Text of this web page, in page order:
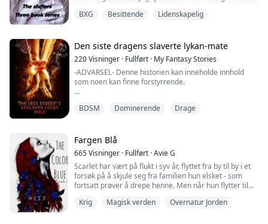
bare dra heller, jeg vil ikke forsvinne som mange jenter
natt på...
BXG Besittende Lidenskapelig
Den siste dragens slaverte lykan-mate
220Visninger · Fullført · My Fantasy Stories
-ADVARSEL- Denne historien kan inneholde innhold
som noen kan finne forstyrrende.
må du tilfredsstille meg på en annen måte."
iturevne stoffbitene til side. Visenya fikk panikk da hun
innså nøyaktig hva han antydet.
"La meg prøve igjen... med munnen. Jeg tror jeg k..."
"Stille!" Hans stemme ekk...
BDSM Dominerende Drage
Fargen Blå
665Visninger · Fullført ·Avie G
Scarlet har vært på flukt i syv år, flyttet fra by til by i et
forsøk på å skjule seg fra familien hun elsket - som
fortsatt prøver å drepe henne. Men når hun flytter til
morens regel nummer én, ikke få venner, blir satt på
Krig Magisk verden Overnatur Jorden